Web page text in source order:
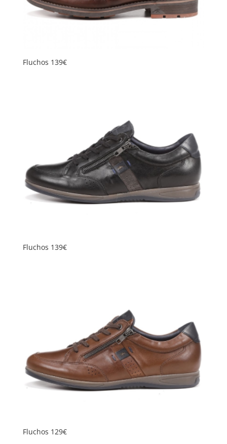
Fluchos 139€
Fluchos 139€
Fluchos 129€